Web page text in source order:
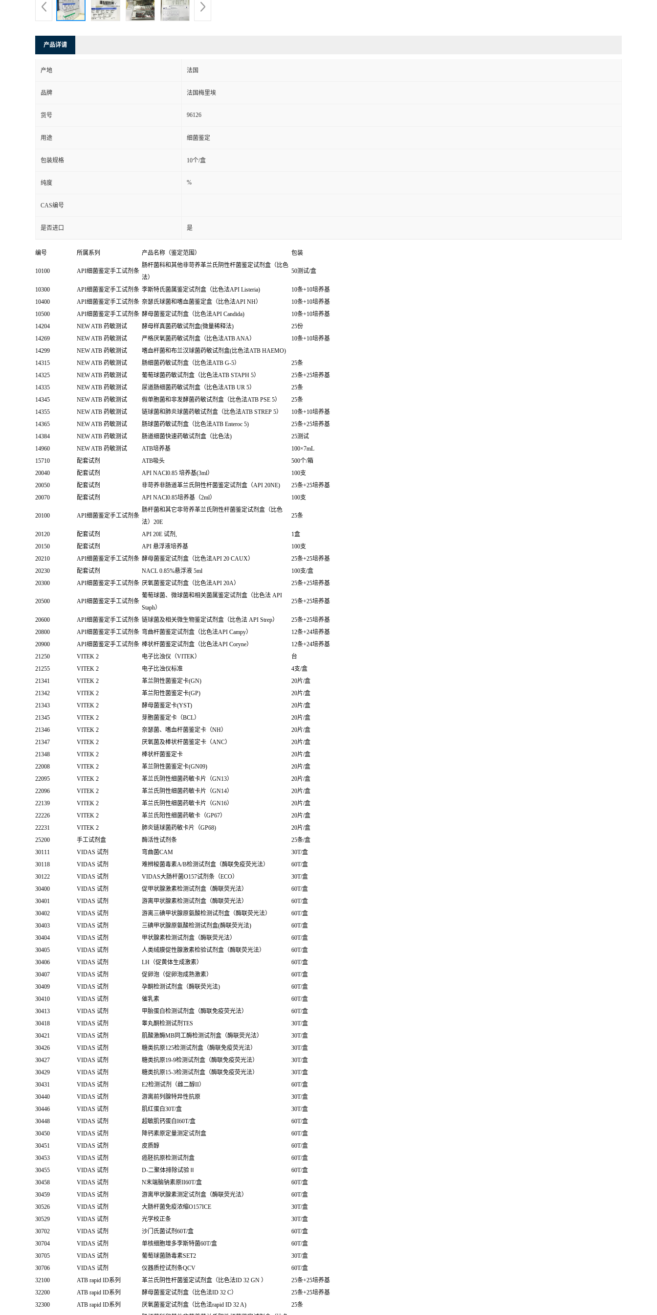
产品详请
产地 法国
品牌 法国梅里埃
货号 96126
用途 细菌鉴定
包装规格 10个/盒
纯度 %
CAS编号
是否进口 是
编号 所属系列 产品名称（鉴定范围） 包装
10100 API细菌鉴定手工试剂条
肠杆菌科和其他非苛养革兰氏阴性杆菌鉴定试剂盒（比色
法）
50测试/盒
10300 API细菌鉴定手工试剂条 李斯特氏菌属鉴定试剂盒（比色法API Listeria)
10条+10培养基
10400
API细菌鉴定手工试剂条 奈瑟氏球菌和嗜血菌鉴定盒（比色法API NH）
10条+10培养基
10500
API细菌鉴定手工试剂条 酵母菌鉴定试剂盒（比色法API Candida)
10条+10培养基
14204
NEW ATB 药敏测试 酵母样真菌药敏试剂盒(微量稀释法)
25份
14269
NEW ATB 药敏测试 严格厌氧菌药敏试剂盒（比色法ATB ANA）
10条+10培养基
14299
NEW ATB 药敏测试
嗜血杆菌和布兰汉球菌药敏试剂盒(比色法ATB HAEMO)
14315
NEW ATB 药敏测试 肠细菌药敏试剂盒（比色法ATB G-5）
25条
14325
NEW ATB 药敏测试 葡萄球菌药敏试剂盒（比色法ATB STAPH 5）
25条+25培养基
14335
NEW ATB 药敏测试 尿道肠细菌药敏试剂盒（比色法ATB UR 5）
25条
14345
NEW ATB 药敏测试 假单胞菌和非发酵菌药敏试剂盒（比色法ATB PSE 5）
25条
14355
NEW ATB 药敏测试 链球菌和肺炎球菌药敏试剂盒（比色法ATB STREP 5）
10条+10培养基
14365
NEW ATB 药敏测试 肠球菌药敏试剂盒（比色法ATB Enteroc 5)
25条+25培养基
14384
NEW ATB 药敏测试 肠道细菌快速药敏试剂盒（比色法)
25测试
14960
NEW ATB 药敏测试 ATB培养基
100×7mL
15710
配套试剂 ATB吸头
500个/箱
20040
配套试剂 API NACl0.85 培养基(3ml）
100支
20050
配套试剂 非苛养非肠道革兰氏阴性杆菌鉴定试剂盒（API 20NE)
25条+25培养基
20070
配套试剂 API NACl0.85培养基（2ml） 100支
20100 API细菌鉴定手工试剂条
肠杆菌和其它非苛养革兰氏阴性杆菌鉴定试剂盒（比色
法）20E
25条
20120 配套试剂 API 20E 试剂,
1盒
20150
配套试剂 API 悬浮液培养基
100支
20210
API细菌鉴定手工试剂条 酵母菌鉴定试剂盒（比色法API 20 CAUX）
25条+25培养基
20230
配套试剂 NACL 0.85%悬浮液 5ml
100支/盒
20300
API细菌鉴定手工试剂条 厌氧菌鉴定试剂盒（比色法API 20A） 25条+25培养基
20500 API细菌鉴定手工试剂条
葡萄球菌、微球菌和相关菌属鉴定试剂盒（比色法 API
Staph）
25条+25培养基
20600 API细菌鉴定手工试剂条 链球菌及相关微生物鉴定试剂盒（比色法 API Strep）
25条+25培养基
20800
API细菌鉴定手工试剂条 弯曲杆菌鉴定试剂盒（比色法API Campy）
12条+24培养基
20900
API细菌鉴定手工试剂条 棒状杆菌鉴定试剂盒（比色法API Coryne）
12条+24培养基
21250
VITEK 2 电子比浊仪（VITEK）
台
21255
VITEK 2 电子比浊仪标准
4支/盒
21341
VITEK 2 革兰阴性菌鉴定卡(GN)
20片/盒
21342
VITEK 2 革兰阳性菌鉴定卡(GP)
20片/盒
21343
VITEK 2 酵母菌鉴定卡(YST)
20片/盒
21345
VITEK 2 芽胞菌鉴定卡（BCL）
20片/盒
21346
VITEK 2 奈瑟菌、嗜血杆菌鉴定卡（NH）
20片/盒
21347
VITEK 2 厌氧菌及棒状杆菌鉴定卡（ANC）
20片/盒
21348
VITEK 2 棒状杆菌鉴定卡
20片/盒
22008
VITEK 2 革兰阴性菌鉴定卡(GN09)
20片/盒
22095
VITEK 2 革兰氏阴性细菌药敏卡片（GN13）
20片/盒
22096
VITEK 2 革兰氏阴性细菌药敏卡片（GN14）
20片/盒
22139
VITEK 2 革兰氏阴性细菌药敏卡片（GN16）
20片/盒
22226
VITEK 2 革兰氏阳性细菌药敏卡（GP67）
20片/盒
22231
VITEK 2 肺炎链球菌药敏卡片（GP68)
20片/盒
25200
手工试剂盒 酶活性试剂条
25条/盒
30111
VIDAS 试剂 弯曲菌CAM
30T/盒
30118
VIDAS 试剂 难辨梭菌毒素A/B检测试剂盒（酶联免疫荧光法）
60T/盒
30122
VIDAS 试剂 VIDAS大肠杆菌O157试剂条（ECO）
30T/盒
30400
VIDAS 试剂 促甲状腺激素检测试剂盒（酶联荧光法）
60T/盒
30401
VIDAS 试剂 游离甲状腺素检测试剂盒（酶联荧光法）
60T/盒
30402
VIDAS 试剂 游离三碘甲状腺原氨酸检测试剂盒（酶联荧光法）
60T/盒
30403
VIDAS 试剂 三碘甲状腺原氨酸检测试剂盒(酶联荧光法)
60T/盒
30404
VIDAS 试剂 甲状腺素检测试剂盒（酶联荧光法）
60T/盒
30405
VIDAS 试剂 人类绒膜促性腺激素检验试剂盒（酶联荧光法）
60T/盒
30406
VIDAS 试剂 LH（促黄体生成激素）
60T/盒
30407
VIDAS 试剂 促卵泡（促卵泡成熟激素）
60T/盒
30409
VIDAS 试剂 孕酮检测试剂盒（酶联荧光法)
60T/盒
30410
VIDAS 试剂 催乳素
60T/盒
30413
VIDAS 试剂 甲胎蛋白检测试剂盒（酶联免疫荧光法）
60T/盒
30418
VIDAS 试剂 睾丸酮检测试剂TES
30T/盒
30421
VIDAS 试剂 肌酸激酶MB同工酶检测试剂盒（酶联荧光法）
30T/盒
30426
VIDAS 试剂 糖类抗原125检测试剂盒（酶联免疫荧光法）
30T/盒
30427
VIDAS 试剂 糖类抗原19-9检测试剂盒（酶联免疫荧光法）
30T/盒
30429
VIDAS 试剂 糖类抗原15-3检测试剂盒（酶联免疫荧光法）
30T/盒
30431
VIDAS 试剂 E2检测试剂（雌二醇II）
60T/盒
30440
VIDAS 试剂 游离前列腺特异性抗原
30T/盒
30446
VIDAS 试剂 肌红蛋白30T/盒
30T/盒
30448
VIDAS 试剂 超敏肌钙蛋白I60T/盒
60T/盒
30450
VIDAS 试剂 降钙素原定量测定试剂盒
60T/盒
30451
VIDAS 试剂 皮质醇
60T/盒
30453
VIDAS 试剂 癌胚抗原检测试剂盒
60T/盒
30455
VIDAS 试剂 D-二聚体排除试验Ⅱ
60T/盒
30458
VIDAS 试剂 N末端脑钠素原II60T/盒
60T/盒
30459
VIDAS 试剂 游离甲状腺素测定试剂盒（酶联荧光法）
60T/盒
30526
VIDAS 试剂 大肠杆菌免疫浓缩O157ICE
30T/盒
30529
VIDAS 试剂 光学校正条
30T/盒
30702
VIDAS 试剂 沙门氏菌试剂60T/盒
60T/盒
30704
VIDAS 试剂 单核细胞增多李斯特菌60T/盒
60T/盒
30705
VIDAS 试剂 葡萄球菌肠毒素SET2
30T/盒
30706
VIDAS 试剂 仪器质控试剂条QCV
60T/盒
32100
ATB rapid ID系列 革兰氏阴性杆菌鉴定试剂盒（比色法ID 32 GN ）
25条+25培养基
32200
ATB rapid ID系列 酵母菌鉴定试剂盒（比色法ID 32 C）
25条+25培养基
32300
ATB rapid ID系列 厌氧菌鉴定试剂盒（比色法rapid ID 32 A)
25条